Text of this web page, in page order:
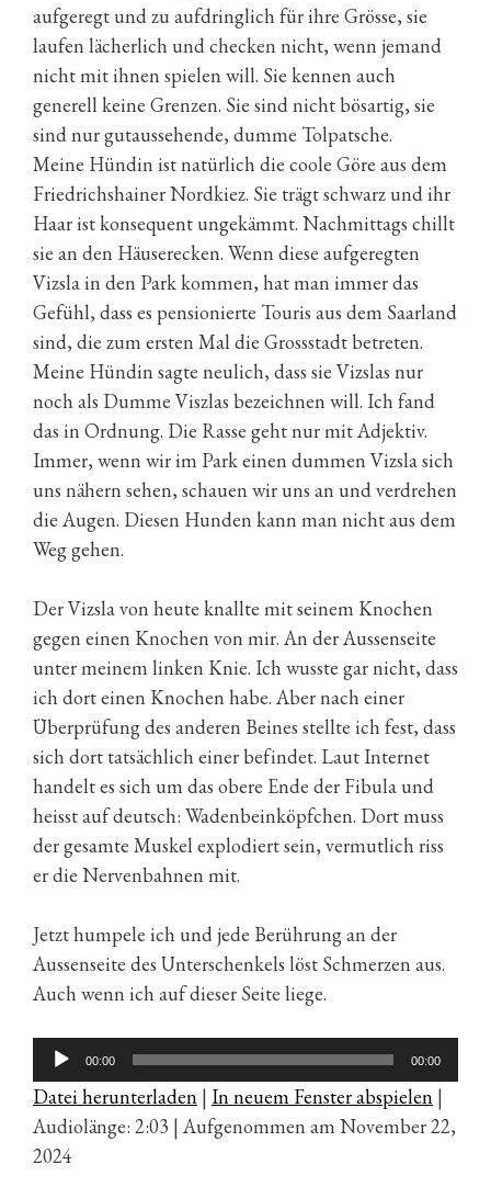
aufgeregt und zu aufdringlich für ihre Grösse, sie
laufen lächerlich und checken nicht, wenn jemand
nicht mit ihnen spielen will. Sie kennen auch
generell keine Grenzen. Sie sind nicht bösartig, sie
sind nur gutaussehende, dumme Tolpatsche.
Meine Hündin ist natürlich die coole Göre aus dem
Friedrichshainer Nordkiez. Sie trägt schwarz und ihr
Haar ist konsequent ungekämmt. Nachmittags chillt
sie an den Häuserecken. Wenn diese aufgeregten
Vizsla in den Park kommen, hat man immer das
Gefühl, dass es pensionierte Touris aus dem Saarland
sind, die zum ersten Mal die Grossstadt betreten.
Meine Hündin sagte neulich, dass sie Vizslas nur
noch als Dumme Viszlas bezeichnen will. Ich fand
das in Ordnung. Die Rasse geht nur mit Adjektiv.
Immer, wenn wir im Park einen dummen Vizsla sich
uns nähern sehen, schauen wir uns an und verdrehen
die Augen. Diesen Hunden kann man nicht aus dem
Weg gehen.
Der Vizsla von heute knallte mit seinem Knochen
gegen einen Knochen von mir. An der Aussenseite
unter meinem linken Knie. Ich wusste gar nicht, dass
ich dort einen Knochen habe. Aber nach einer
Überprüfung des anderen Beines stellte ich fest, dass
sich dort tatsächlich einer befindet. Laut Internet
handelt es sich um das obere Ende der Fibula und
heisst auf deutsch: Wadenbeinköpfchen. Dort muss
der gesamte Muskel explodiert sein, vermutlich riss
er die Nervenbahnen mit.
Jetzt humpele ich und jede Berührung an der
Aussenseite des Unterschenkels löst Schmerzen aus.
Auch wenn ich auf dieser Seite liege.
Audio-
Player
00:00 00:00
Datei herunterladen | In neuem Fenster abspielen |
Audiolänge: 2:03 | Aufgenommen am November 22,
2024